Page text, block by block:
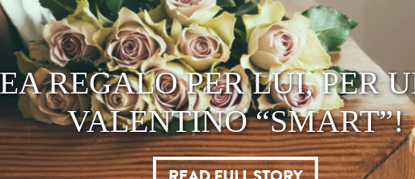
LA MIA BEAUTY ROUTINE
TRANSVITAL